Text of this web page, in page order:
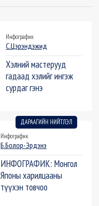
Инфографик
С.Цэрэндэжид
Хэлний мастерууд
гадаад хэлийг ингэж
сурдаг гэнэ
ДАРААГИЙН НИЙТЛЭЛ
Инфографик
Б.Болор-Эрдэнэ
ИНФОГРАФИК: Монгол
Японы харилцааны
түүхэн товчоо